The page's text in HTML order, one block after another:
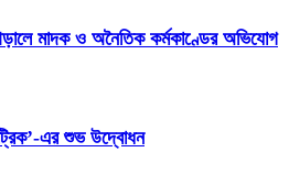
মাদক ও অনৈতিক কর্মকাণ্ডের অভিযোগ
এর শুভ উদ্বোধন